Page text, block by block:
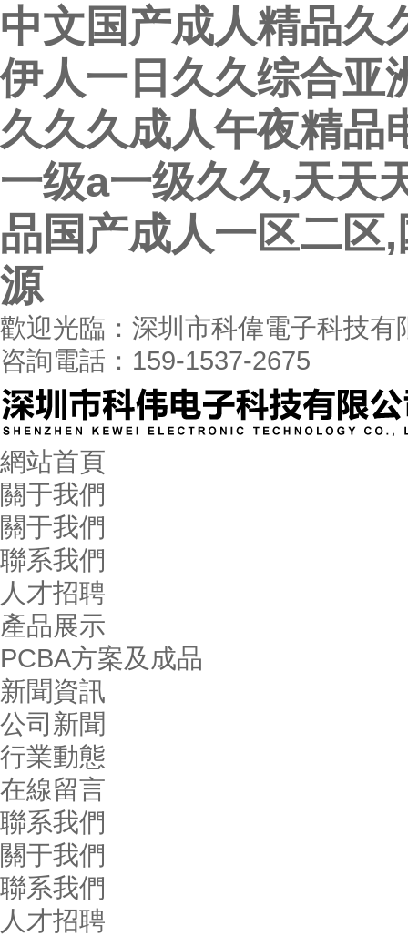
中文国产成人精品久
伊人一日久久综合亚
久久久成人午夜精品
一级a一级久久,天天
品国产成人一区二区
源
歡迎光臨：深圳市科偉電子科技有
咨詢電話：159-1537-2675
網站首頁
關于我們
關于我們
聯系我們
人才招聘
產品展示
PCBA方案及成品
新聞資訊
公司新聞
行業動態
在線留言
聯系我們
關于我們
聯系我們
人才招聘